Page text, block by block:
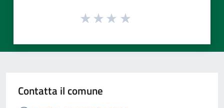
Contatta il comune